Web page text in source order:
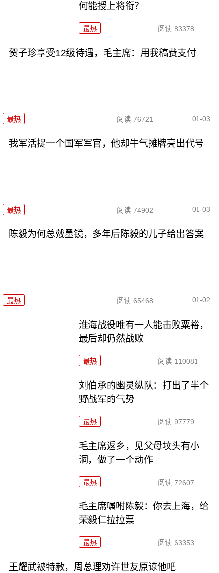
何能授上将衔？
最热 阅读 83378
贺子珍享受12级待遇，毛主席：用我稿费支付
最热 阅读 76721 01-03
我军活捉一个国军军官，他却牛气摊牌亮出代号
最热 阅读 74902 01-03
陈毅为何总戴墨镜，多年后陈毅的儿子给出答案
最热 阅读 65468 01-02
淮海战役唯有一人能击败粟裕，
最后却仍然战败
最热 阅读 110081
刘伯承的幽灵纵队：打出了半个
野战军的气势
最热 阅读 97779
毛主席返乡，见父母坟头有小
洞，做了一个动作
最热 阅读 72607
毛主席嘱咐陈毅：你去上海，给
荣毅仁拉拉票
最热 阅读 63353
王耀武被特赦，周总理劝许世友原谅他吧